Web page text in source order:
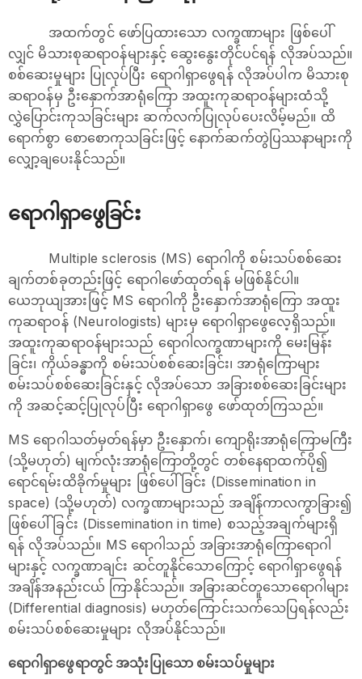
အထက်တွင် ဖော်ပြထားသော လက္ခဏာများ ဖြစ်ပေါ်
လျှင် မိသားစုဆရာဝန်များနှင့် ဆွေးနွေးတိုင်ပင်ရန် လိုအပ်သည်။
စစ်ဆေးမှုများ ပြုလုပ်ပြီး ရောဂါရှာဖွေရန် လိုအပ်ပါက မိသားစု
ဆရာဝန်မှ ဦး‌နှောက်အာရုံကြော အထူးကုဆရာဝန်များထံသို့
လွှဲပြောင်းကုသခြင်းများ ဆက်လက်ပြုလုပ်ပေးလိမ့်မည်။ ထိ
ရောက်စွာ စောစောကုသခြင်းဖြင့် နောက်ဆက်တွဲပြဿနာများကို
လျှော့ချပေးနိုင်သည်။
ရောဂါရှာဖွေခြင်း
Multiple sclerosis (MS) ရောဂါကို စမ်းသပ်စစ်ဆေး
ချက်တစ်ခုတည်းဖြင့် ရောဂါဖော်ထုတ်ရန် မဖြစ်နိုင်ပါ။
ယေဘုယျအားဖြင့် MS ရောဂါကို ဦးနှောက်အာရုံကြော အထူး
ကုဆရာဝန် (Neurologists) များမှ ရောဂါရှာဖွေလေ့ရှိသည်။
အထူးကုဆရာဝန်များသည် ရောဂါလက္ခဏာများကို မေးမြန်း
ခြင်း၊ ကိုယ်ခန္ဓာကို စမ်းသပ်စစ်ဆေးခြင်း၊ အာရုံကြောများ
စမ်းသပ်စစ်ဆေးခြင်းနှင့် လိုအပ်သော အခြားစစ်ဆေးခြင်းများ
ကို အဆင့်ဆင့်ပြုလုပ်ပြီး ရောဂါရှာဖွေ ဖော်ထုတ်ကြသည်။
MS ရောဂါသတ်မှတ်ရန်မှာ ဦးနှောက်၊ ကျောရိုးအာရုံကြောမကြီး
(သို့မဟုတ်) မျက်လုံးအာရုံကြောတို့တွင် တစ်နေရာထက်ပို၍
ရောင်ရမ်းထိခိုက်မှုများ ဖြစ်ပေါ်ခြင်း (Dissemination in
space) (သို့မဟုတ်) လက္ခဏာများသည် အချိန်ကာလကွာခြား၍
ဖြစ်ပေါ်ခြင်း (Dissemination in time) စသည့်အချက်များရှိ
ရန် လိုအပ်သည်။ MS ရောဂါသည် အခြားအာရုံကြောရောဂါ
များနှင့် လက္ခဏာချင်း ဆင်တူနိုင်သောကြောင့် ရောဂါရှာဖွေရန်
အချိန်အနည်းငယ် ကြာနိုင်သည်။ အခြားဆင်တူသောရောဂါများ
(Differential diagnosis) မဟုတ်ကြောင်းသက်သေပြရန်လည်း
စမ်းသပ်စစ်ဆေးမှုများ လိုအပ်နိုင်သည်။
ရောဂါရှာဖွေရာတွင် အသုံးပြုသော စမ်းသပ်မှုများ